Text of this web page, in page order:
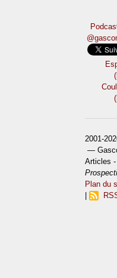
2001-
—
Articles
Plan du